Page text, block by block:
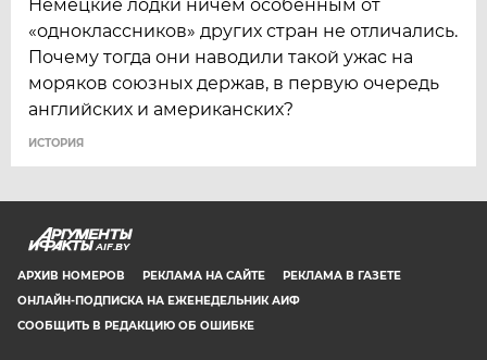
Немецкие лодки ничем особенным от
«одноклассников» других стран не отличались.
Почему тогда они наводили такой ужас на
моряков союзных держав, в первую очередь
английских и американских?
ИСТОРИЯ
AIF.BY
АРХИВ НОМЕРОВ РЕКЛАМА НА САЙТЕ
РЕКЛАМА В ГАЗЕТЕ
ОНЛАЙН-ПОДПИСКА НА ЕЖЕНЕДЕЛЬНИК АИФ
СООБЩИТЬ В РЕДАКЦИЮ ОБ ОШИБКЕ